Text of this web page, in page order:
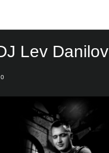
Lev Danilov